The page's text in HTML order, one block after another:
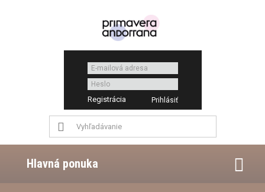
Registrácia
Hlavná ponuka